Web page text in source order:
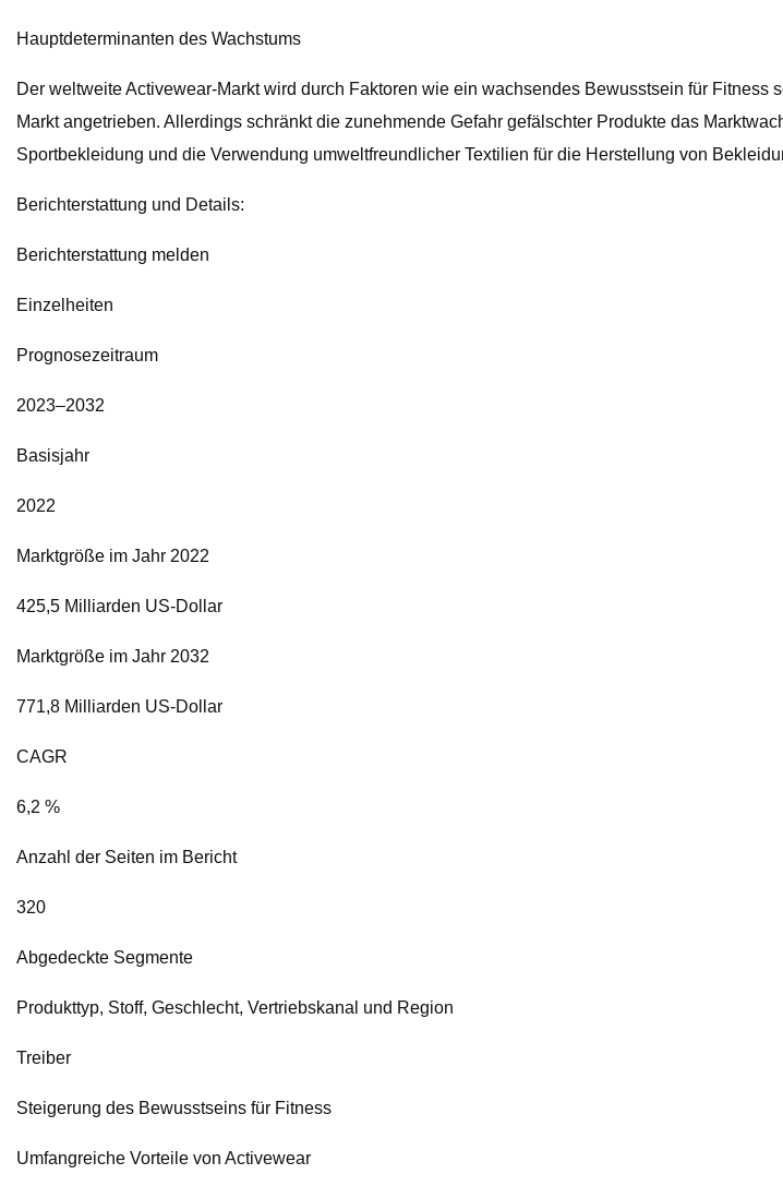
Hauptdeterminanten des Wachstums
Der weltweite Activewear-Markt wird durch Faktoren wie ein wachsendes Bewusstsein für
Markt angetrieben. Allerdings schränkt die zunehmende Gefahr gefälschter Produkte das
Sportbekleidung und die Verwendung umweltfreundlicher Textilien für die Herstellung von
Berichterstattung und Details:
Berichterstattung melden
Einzelheiten
Prognosezeitraum
2023–2032
Basisjahr
2022
Marktgröße im Jahr 2022
425,5 Milliarden US-Dollar
Marktgröße im Jahr 2032
771,8 Milliarden US-Dollar
CAGR
6,2 %
Anzahl der Seiten im Bericht
320
Abgedeckte Segmente
Produkttyp, Stoff, Geschlecht, Vertriebskanal und Region
Treiber
Steigerung des Bewusstseins für Fitness
Umfangreiche Vorteile von Activewear